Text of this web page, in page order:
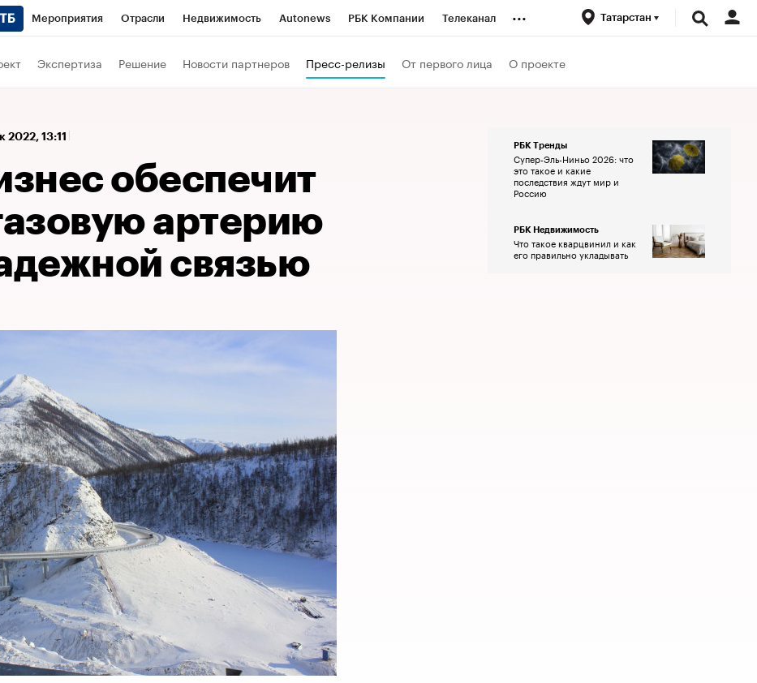
Мероприятия Отрасли Недвижимость Autonews РБК Компании Телеканал
Технологии и медиа
... Татарстан
Экспертиза Решение Новости партнеров Пресс-релизы От первого лица О проекте
2022, 13:11
обеспечит
артерию
связью
РБК Тренды
Супер-Эль-Ниньо 2026: что
это такое и какие
последствия ждут мир и
Россию
РБК Недвижимость
Что такое кварцвинил и как
его правильно укладывать